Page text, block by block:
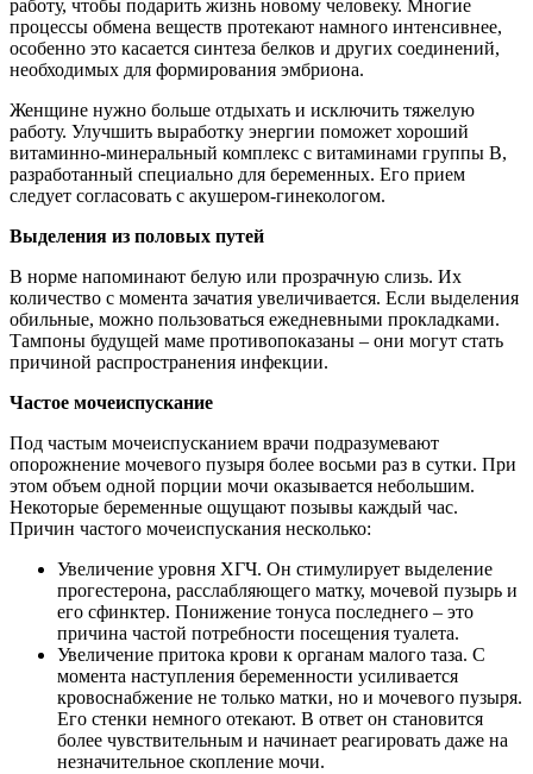
работу, чтобы подарить жизнь новому человеку. Многие
процессы обмена веществ протекают намного интенсивнее,
особенно это касается синтеза белков и других соединений,
необходимых для формирования эмбриона.
Женщине нужно больше отдыхать и исключить тяжелую
работу. Улучшить выработку энергии поможет хороший
витаминно-минеральный комплекс с витаминами группы В,
разработанный специально для беременных. Его прием
следует согласовать с акушером-гинекологом.
Выделения из половых путей
В норме напоминают белую или прозрачную слизь. Их
количество с момента зачатия увеличивается. Если выделения
обильные, можно пользоваться ежедневными прокладками.
Тампоны будущей маме противопоказаны – они могут стать
причиной распространения инфекции.
Частое мочеиспускание
Под частым мочеиспусканием врачи подразумевают
опорожнение мочевого пузыря более восьми раз в сутки. При
этом объем одной порции мочи оказывается небольшим.
Некоторые беременные ощущают позывы каждый час.
Причин частого мочеиспускания несколько:
Увеличение уровня ХГЧ. Он стимулирует выделение
прогестерона, расслабляющего матку, мочевой пузырь и
его сфинктер. Понижение тонуса последнего – это
причина частой потребности посещения туалета.
Увеличение притока крови к органам малого таза. С
момента наступления беременности усиливается
кровоснабжение не только матки, но и мочевого пузыря.
Его стенки немного отекают. В ответ он становится
более чувствительным и начинает реагировать даже на
незначительное скопление мочи.